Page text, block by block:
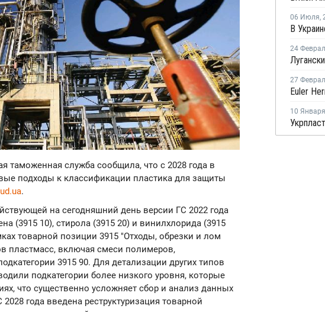
таможенная служба сообщила, что с 2028 года в
подходы к классификации пластика для защиты
.
на сегодняшний день версии ГС 2022 года
(3915 10), стирола (3915 20) и винилхлорида (3915
товарной позиции 3915 "Отходы, обрезки и лом
пластмасс, включая смеси полимеров,
3915 90. Для детализации других типов
подкатегории более низкого уровня, которые
что существенно усложняет сбор и анализ данных
года введена реструктуризация товарной
06 Июля,
24
27
10 Января